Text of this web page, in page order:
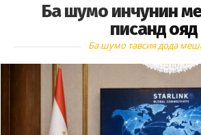
Ба шумо инчунин
писанд ояд
Ба шумо тавсия дода